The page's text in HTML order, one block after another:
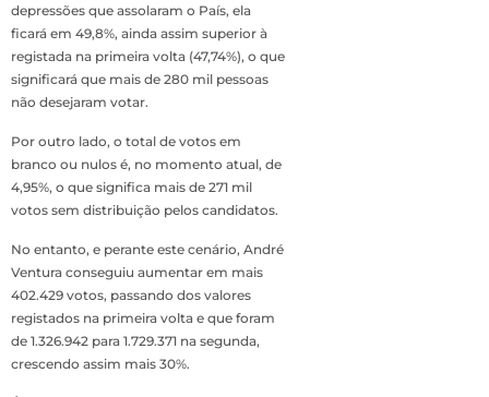
depressões que assolaram o País, ela
ficará em 49,8%, ainda assim superior à
registada na primeira volta (47,74%), o que
significará que mais de 280 mil pessoas
não desejaram votar.
Por outro lado, o total de votos em
branco ou nulos é, no momento atual, de
4,95%, o que significa mais de 271 mil
votos sem distribuição pelos candidatos.
No entanto, e perante este cenário, André
Ventura conseguiu aumentar em mais
402.429 votos, passando dos valores
registados na primeira volta e que foram
de 1.326.942 para 1.729.371 na segunda,
crescendo assim mais 30%.